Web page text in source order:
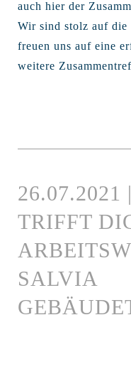
auch hier der
Wir sind stolz auf die
freuen uns auf eine
weitere
TRIFFT
SALVIA